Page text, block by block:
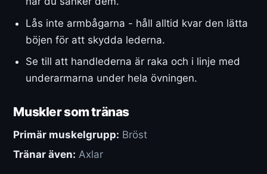
Lås inte armbågarna - håll alltid kvar den lätta
böjen för att skydda lederna.
Se till att handlederna är raka och i linje med
underarmarna under hela övningen.
Muskler som tränas
Primär muskelgrupp: Bröst
Tränar även: Axlar